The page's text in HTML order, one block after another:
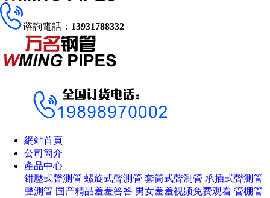
谘詢電話： 13931788332
網站首頁
公司簡介
產品中心
鉗壓式聲測管 螺旋式聲測管 套筒式聲測管 承插式聲測管
聲測管 国产精品羞羞答答 男女羞羞视频免费观看 管棚管